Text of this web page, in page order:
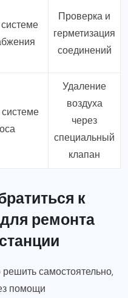
Проверка и
герметизация
соединений
Удаление
воздуха
через
специальный
клапан
к
ремонта
самостоятельно,
помощи